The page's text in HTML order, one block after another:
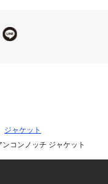
ジャケット
コンノッチ ジャケット